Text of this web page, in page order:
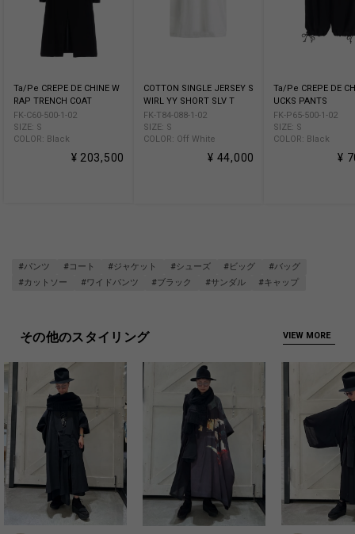
Ta/Pe CREPE DE CHINE W
RAP TRENCH COAT
FK-C60-500-1-02
SIZE: S
COLOR: Black
¥ 203,500
COTTON SINGLE JERSEY S
WIRL YY SHORT SLV T
FK-T84-088-1-02
SIZE: S
COLOR: Off White
¥ 44,000
Ta/Pe CREPE DE
UCKS PANTS
FK-P65-500-1-02
SIZE: S
COLOR: Black
¥
#パンツ #コート #ジャケット #シューズ #ビッグ
#バッグ
#カットソー
#ワイドパンツ #ブラック #サンダル #キャップ
その他のスタイリング VIEW MORE